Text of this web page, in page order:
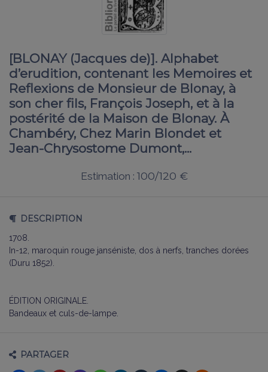
[BLONAY (Jacques de)]. Alphabet
d’erudition, contenant les Memoires et
Reflexions de Monsieur de Blonay, à
son cher fils, François Joseph, et à la
postérité de la Maison de Blonay. À
Chambéry, Chez Marin Blondet et
Jean-Chrysostome Dumont,...
Estimation : 100/120 €
DESCRIPTION
1708.
In-12, maroquin rouge janséniste, dos à nerfs, tranches dorées
(Duru 1852).
ÉDITION ORIGINALE.
Bandeaux et culs-de-lampe.
PARTAGER